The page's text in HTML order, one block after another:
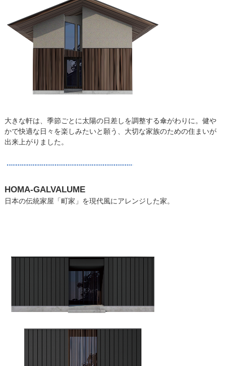
大きな軒は、季節ごとに太陽の日差しを調整する傘がわりに。健や
かで快適な日々を楽しみたいと願う、大切な家族のための住まいが
出来上がりました。
HOMA-GALVALUME
日本の伝統家屋「町家」を現代風にアレンジした家。